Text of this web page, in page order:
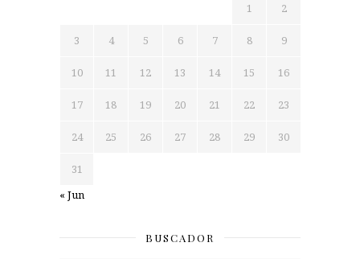
1 2
3 4 5 6 7 8 9
10 11 12 13 14 15 16
17 18 19 20 21 22 23
24 25 26 27 28 29 30
31
« Jun
BUSCADOR